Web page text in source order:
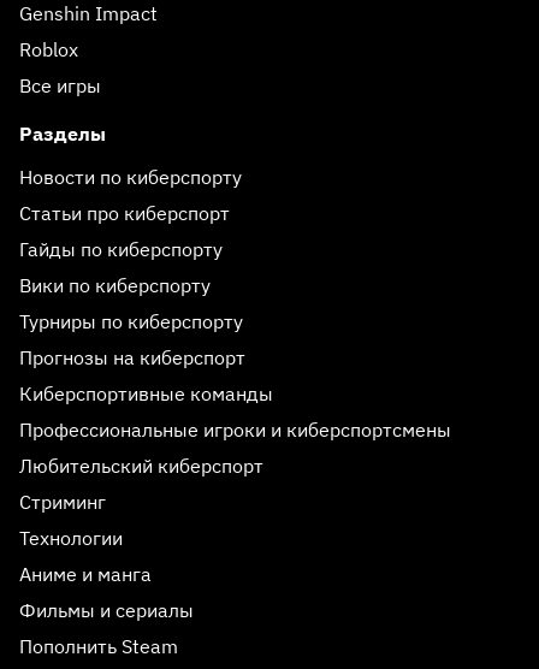
Genshin Impact
Roblox
Все игры
Разделы
Новости по киберспорту
Статьи про киберспорт
Гайды по киберспорту
Вики по киберспорту
Турниры по киберспорту
Прогнозы на киберспорт
Киберспортивные команды
Профессиональные игроки и киберспортсмены
Любительский киберспорт
Стриминг
Технологии
Аниме и манга
Фильмы и сериалы
Пополнить Steam